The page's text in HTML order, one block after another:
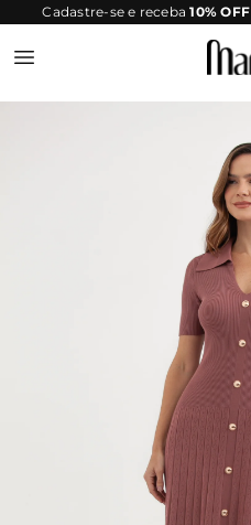
SITE
SEGURO
Cadastre-se e receba10% OFF